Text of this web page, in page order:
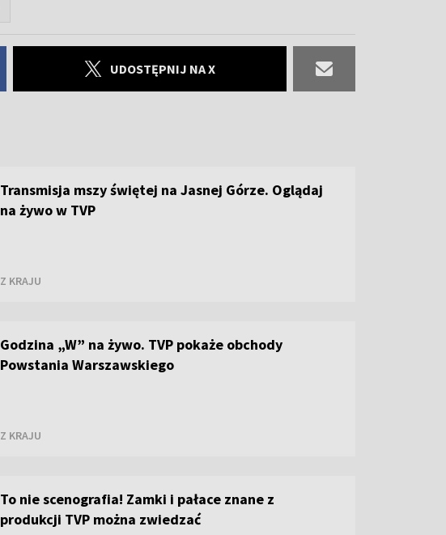
UDOSTĘPNIJ NA X
Transmisja mszy świętej na Jasnej Górze. Oglądaj
na żywo w TVP
Z KRAJU
Godzina „W” na żywo. TVP pokaże obchody
Powstania Warszawskiego
Z KRAJU
To nie scenografia! Zamki i pałace znane z
produkcji TVP można zwiedzać